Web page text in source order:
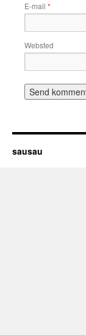
E-mail *
Websted
sausau